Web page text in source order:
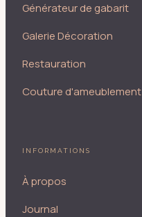
Générateur de gabarit
Galerie Décoration
Restauration
Couture d'ameublement
INFORMATIONS
À propos
Journal